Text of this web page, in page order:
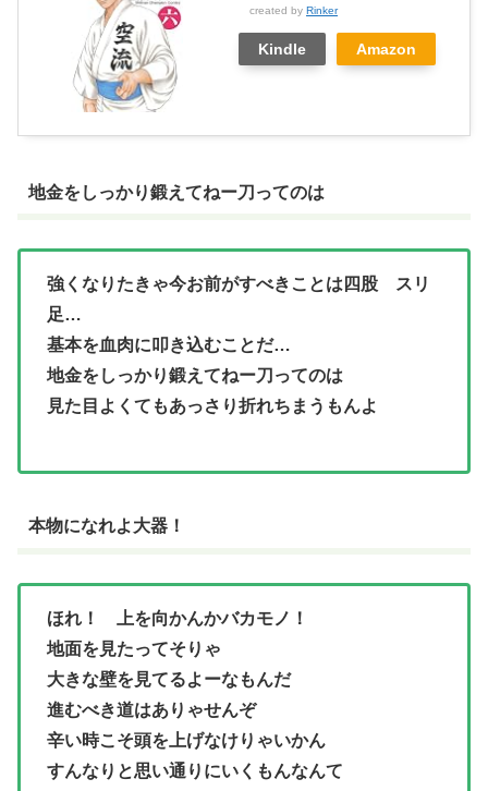
created by Rinker
Kindle Amazon
地金をしっかり鍛えてねー刀ってのは
強くなりたきゃ今お前がすべきことは四股 スリ
足…
基本を血肉に叩き込むことだ…
地金をしっかり鍛えてねー刀ってのは
見た目よくてもあっさり折れちまうもんよ
本物になれよ大器！
ほれ！ 上を向かんかバカモノ！
地面を見たってそりゃ
大きな壁を見てるよーなもんだ
進むべき道はありゃせんぞ
辛い時こそ頭を上げなけりゃいかん
すんなりと思い通りにいくもんなんて